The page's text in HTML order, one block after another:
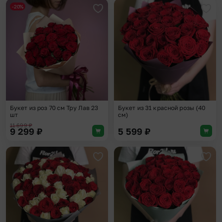
Добавить в избранное
-20%
Букет из роз 70 см Тру Лав 23
шт
11 699₽
9 299 ₽
Букет из 31 красной розы (40
см)
5 599 ₽
Добавить в избранное